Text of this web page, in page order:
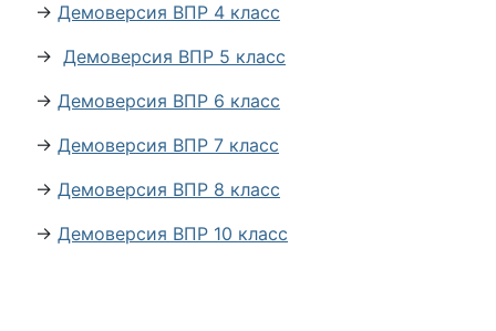
→ Демоверсия ВПР 4 класс
→ Демоверсия ВПР 5 класс
→ Демоверсия ВПР 6 класс
→ Демоверсия ВПР 7 класс
→ Демоверсия ВПР 8 класс
→ Демоверсия ВПР 10 класс